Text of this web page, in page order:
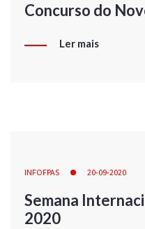
Concurso do
Ler mais
INFOFPAS 20-09-2020
Semana
2020